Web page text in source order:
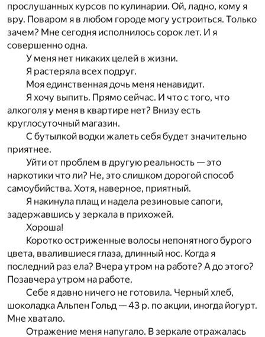
прослушанных курсов по кулинарии. Ой, ладно, кому я
вру. Поваром я в любом городе могу устроиться. Только
зачем? Мне сегодня исполнилось сорок лет. И я
совершенно одна.
У меня нет никаких целей в жизни.
Я растеряла всех подруг.
Моя единственная дочь меня ненавидит.
Я хочу выпить. Прямо сейчас. И что с того, что
алкоголя у меня в квартире нет? Внизу есть
круглосуточный магазин.
С бутылкой водки жалеть себя будет значительно
приятнее.
Уйти от проблем в другую реальность — это
наркотики что ли? Не, это слишком дорогой способ
самоубийства. Хотя, наверное, приятный.
Я накинула плащ и надела резиновые сапоги,
задержавшись у зеркала в прихожей.
Хороша!
Коротко остриженные волосы непонятного бурого
цвета, ввалившиеся глаза, длинный нос. Когда я
последний раз ела? Вчера утром на работе? А до этого?
Позавчера утром на работе.
Себе я давно ничего не готовила. Черный хлеб,
шоколадка Альпен Гольд — 43 р. по акции, иногда йогурт.
Мне хватало.
Отражение меня напугало. В зеркале отражалась